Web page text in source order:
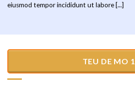
eiusmod tempor incididunt ut labore [...]
TEU DE MO 1